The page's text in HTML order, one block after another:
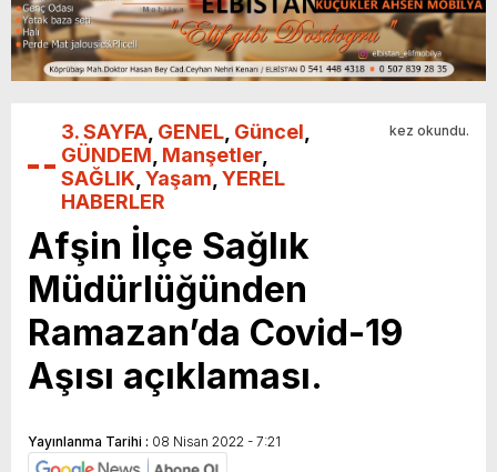
3. SAYFA GENEL Güncel
GÜNDEM Manşetler
SAĞLIK Yaşam YEREL
HABERLER
kez okundu.
Afşin İlçe Sağlık
Müdürlüğünden
Ramazan’da Covid-19
Aşısı açıklaması.
Yayınlanma Tarihi : 08 Nisan 2022 - 7:21